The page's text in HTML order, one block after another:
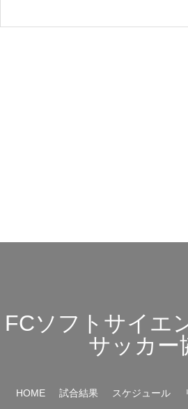
FCソフトサイエ
サッカー
HOME 試合結果 スケジュール